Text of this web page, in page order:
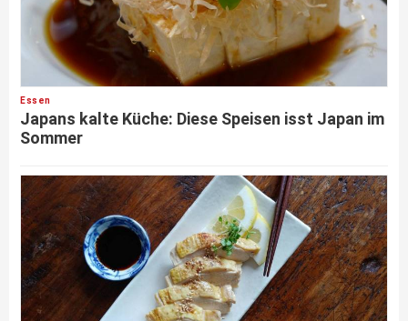
Essen
Japans kalte Küche: Diese Speisen isst Japan im
Sommer